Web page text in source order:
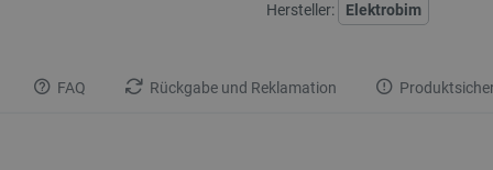
Hersteller: Elektrobim
FAQ Rückgabe und Reklamation